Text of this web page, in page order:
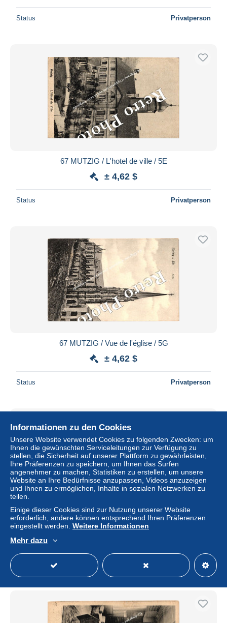
Status Privatperson
67 MUTZIG / L'hotel de ville / 5E
± 4,62 $
Status Privatperson
67 MUTZIG / Vue de l'église / 5G
± 4,62 $
Status Privatperson
67 MUTZIG / Altes Schloss / 5C
Privatperson
Informationen zu den Cookies
Unsere Website verwendet Cookies zu folgenden Zwecken: um
Ihnen die gewünschten Serviceleitungen zur Verfügung zu
stellen, die Sicherheit auf unserer Plattform zu gewährleisten,
Ihre Präferenzen zu speichern, um Ihnen das Surfen
angenehmer zu machen, Statistiken zu erstellen, um unsere
Website an Ihre Bedürfnisse anzupassen, Videos anzuzeigen
und Ihnen zu ermöglichen, Inhalte in sozialen Netzwerken zu
teilen.
Einige dieser Cookies sind zur Nutzung unserer Website
erforderlich, andere können entsprechend Ihren Präferenzen
eingestellt werden. Weitere Informationen
Mehr dazu